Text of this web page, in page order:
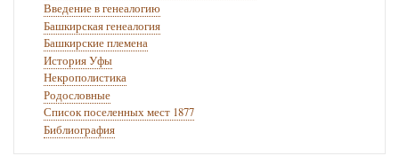
Введение в генеалогию
Башкирская генеалогия
Башкирские племена
История Уфы
Некрополистика
Родословные
Список поселенных мест 1877
Библиография